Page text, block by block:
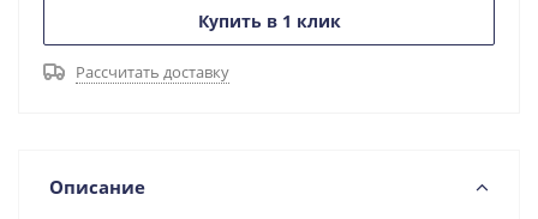
Купить в 1 клик
Рассчитать доставку
Описание